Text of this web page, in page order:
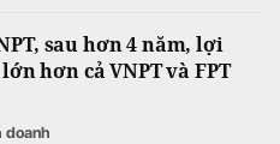
sau hơn 4 năm, lợi
hơn cả VNPT và FPT
doanh